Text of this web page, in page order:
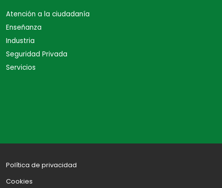
Atención a la ciudadanía
Enseñanza
Industria
Seguridad Privada
Servicios
Política de privacidad
Cookies